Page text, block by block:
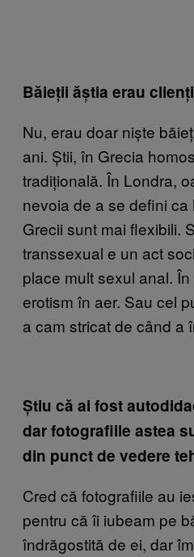
Băieții ăștia erau
Nu, erau doar niște
ani. Știi, în Grecia
tradițională. În Londra,
nevoia de a se defini ca
Grecii sunt mai flexibili.
transsexual e un act
place mult sexul anal.
erotism în aer. Sau cel
a cam stricat de când a
Știu că ai fost
dar fotografiile astea
din punct de vedere
Cred că fotografiile au
pentru că îi iubeam pe
îndrăgostită de ei, dar